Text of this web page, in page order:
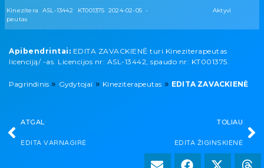
Kinezitera
peutas
ASL-13442 KT001375 2024-02-05 - Aktyvi
Apibendrintai: EDITA ZAVACKIENĖ turi Kineziterapeutas
licenciją/ -as. Licencijos nr: ASL-13442, spaudo nr: KT001375.
Pagrindinis » Gydytojai » Kineziterapeutas » EDITA ZAVACKIENĖ
ATGAL
EDITA VARNAGIRĖ
TOLIAU
EDITA ŽIGINSKIENĖ